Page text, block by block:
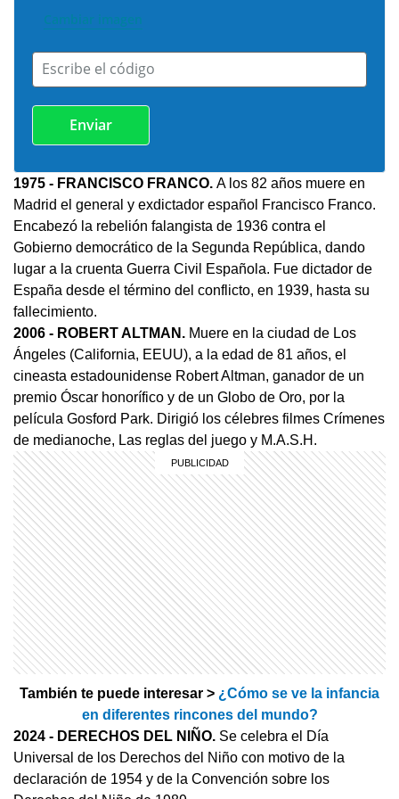
Cambiar imagen
Escribe el código
1975 - FRANCISCO FRANCO. A los 82 años muere en
Madrid el general y exdictador español Francisco Franco.
Encabezó la rebelión falangista de 1936 contra el
Gobierno democrático de la Segunda República, dando
lugar a la cruenta Guerra Civil Española. Fue dictador de
España desde el término del conflicto, en 1939, hasta su
fallecimiento.
2006 - ROBERT ALTMAN. Muere en la ciudad de Los
Ángeles (California, EEUU), a la edad de 81 años, el
cineasta estadounidense Robert Altman, ganador de un
premio Óscar honorífico y de un Globo de Oro, por la
película Gosford Park. Dirigió los célebres filmes Crímenes
de medianoche, Las reglas del juego y M.A.S.H.
También te puede interesar > ¿Cómo se ve la infancia
en diferentes rincones del mundo?
2024 - DERECHOS DEL NIÑO. Se celebra el Día
Universal de los Derechos del Niño con motivo de la
declaración de 1954 y de la Convención sobre los